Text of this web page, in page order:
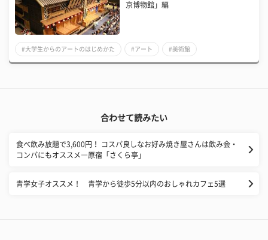
京博物館」編
#大学生からのアートのはじめかた #アート #美術館
合わせて読みたい
食べ飲み放題で3,600円！ コスパ良しなお好み焼き屋さんは飲み会・
コンパにもオススメ―原宿「さくら亭」
青学女子オススメ！ 青学から徒歩5分以内のおしゃれカフェ5選